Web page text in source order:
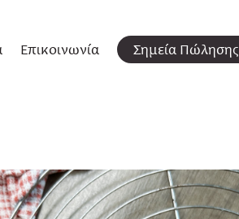
Επικοινωνία Σημεία Πώλησης